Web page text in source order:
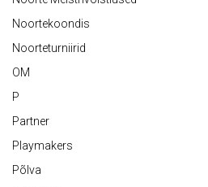
Noortekoondis
Noorteturniirid
OM
P
Partner
Playmakers
Põlva